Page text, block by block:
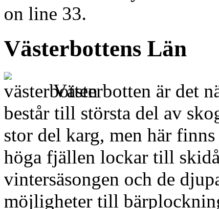
on line 33.
Västerbottens Län
Västerbotten är det
består till största del av
stor del karg, men här
höga fjällen lockar till
vintersäsongen och de
möjligheter till